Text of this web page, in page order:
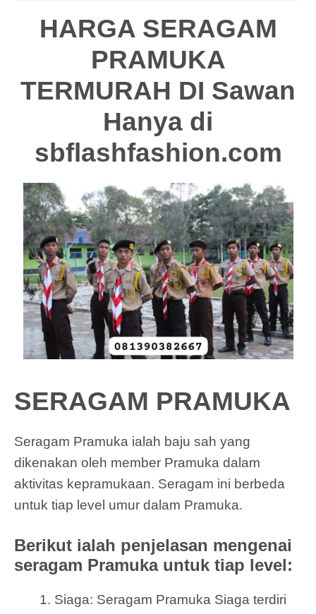
HARGA SERAGAM
PRAMUKA
TERMURAH DI Sawan
Hanya di
sbflashfashion.com
SERAGAM PRAMUKA
Seragam Pramuka ialah baju sah yang
dikenakan oleh member Pramuka dalam
aktivitas kepramukaan. Seragam ini berbeda
untuk tiap level umur dalam Pramuka.
Berikut ialah penjelasan mengenai
seragam Pramuka untuk tiap level:
Siaga: Seragam Pramuka Siaga terdiri